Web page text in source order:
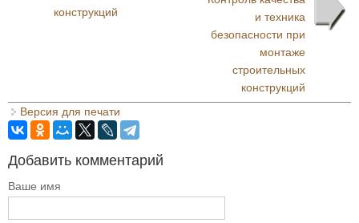
конструкций
и техника
безопасности при
монтаже
строительных
конструкций
Версия для печати
Добавить комментарий
Ваше имя